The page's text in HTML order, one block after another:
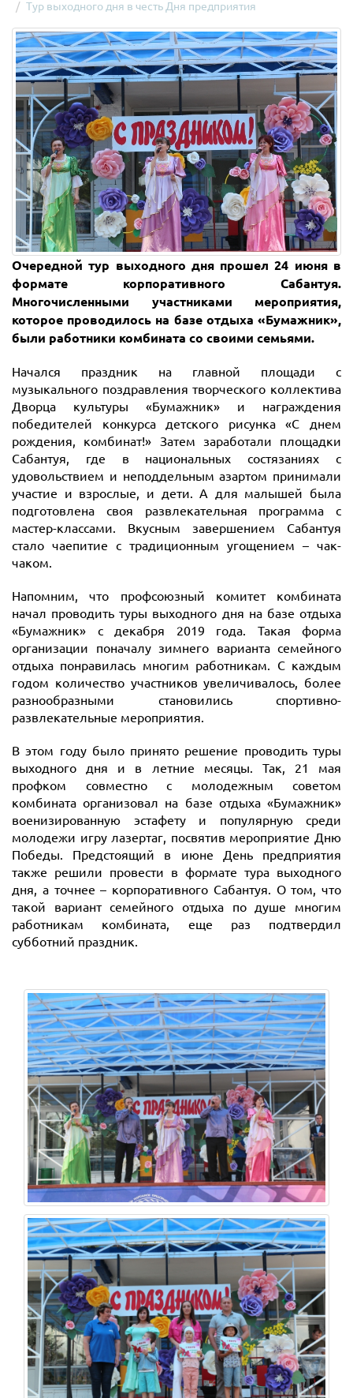
Тур выходного дня в честь Дня предприятия
Очередной тур выходного дня прошел 24 июня в
формате корпоративного Сабантуя.
Многочисленными участниками мероприятия,
которое проводилось на базе отдыха «Бумажник»,
были работники комбината со своими семьями.
Начался праздник на главной площади с
музыкального поздравления творческого коллектива
Дворца культуры «Бумажник» и награждения
победителей конкурса детского рисунка «С днем
рождения, комбинат!» Затем заработали площадки
Сабантуя, где в национальных состязаниях с
удовольствием и неподдельным азартом принимали
участие и взрослые, и дети. А для малышей была
подготовлена своя развлекательная программа с
мастер-классами. Вкусным завершением Сабантуя
стало чаепитие с традиционным угощением – чак-
чаком.
Напомним, что профсоюзный комитет комбината
начал проводить туры выходного дня на базе отдыха
«Бумажник» с декабря 2019 года. Такая форма
организации поначалу зимнего варианта семейного
отдыха понравилась многим работникам. С каждым
годом количество участников увеличивалось, более
разнообразными становились спортивно-
развлекательные мероприятия.
В этом году было принято решение проводить туры
выходного дня и в летние месяцы. Так, 21 мая
профком совместно с молодежным советом
комбината организовал на базе отдыха «Бумажник»
военизированную эстафету и популярную среди
молодежи игру лазертаг, посвятив мероприятие Дню
Победы. Предстоящий в июне День предприятия
также решили провести в формате тура выходного
дня, а точнее – корпоративного Сабантуя. О том, что
такой вариант семейного отдыха по душе многим
работникам комбината, еще раз подтвердил
субботний праздник.